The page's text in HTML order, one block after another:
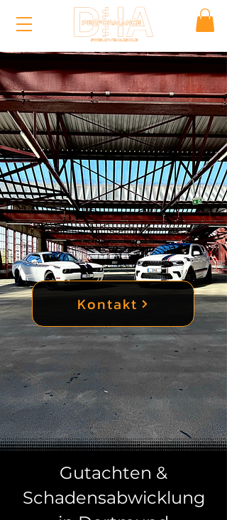
Kontakt
Gutachten &
Schadensabwicklung